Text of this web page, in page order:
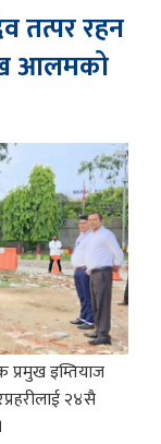
तत्पर रहन
आलमको
प्रमुख इम्तियाज
२४सै